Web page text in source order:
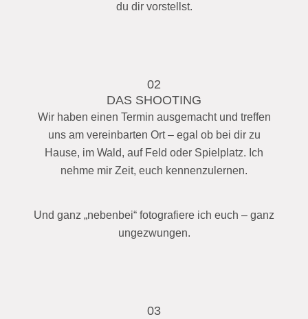
du dir vorstellst.
02
DAS SHOOTING
Wir haben einen Termin ausgemacht und treffen
uns am vereinbarten Ort – egal ob bei dir zu
Hause, im Wald, auf Feld oder Spielplatz. Ich
nehme mir Zeit, euch kennenzulernen.
Und ganz „nebenbei“ fotografiere ich euch – ganz
ungezwungen.
03